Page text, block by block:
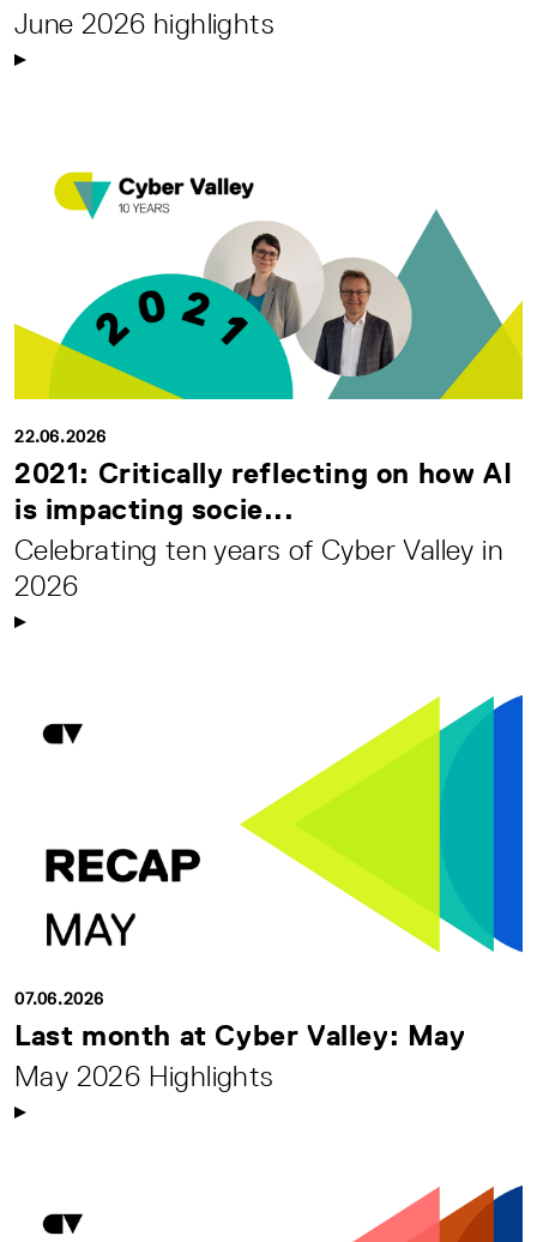
June 2026 highlights
22.06.2026
2021: Critically reflecting on how AI
is impacting socie...
Celebrating ten years of Cyber Valley in
2026
07.06.2026
Last month at Cyber Valley: May
May 2026 Highlights